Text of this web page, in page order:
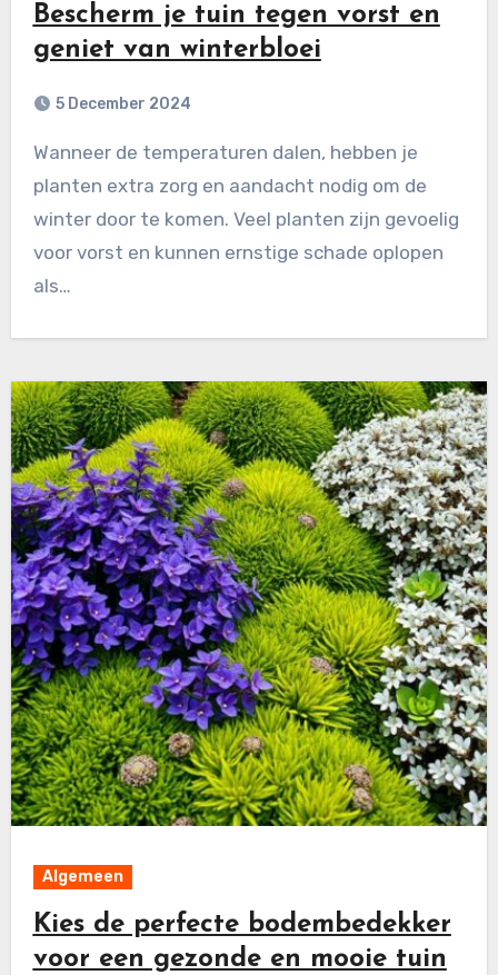
Bescherm je tuin tegen vorst en
geniet van winterbloei
5 December 2024
Wanneer de temperaturen dalen, hebben je
planten extra zorg en aandacht nodig om de
winter door te komen. Veel planten zijn gevoelig
voor vorst en kunnen ernstige schade oplopen
als…
Algemeen
Kies de perfecte bodembedekker
voor een gezonde en mooie tuin